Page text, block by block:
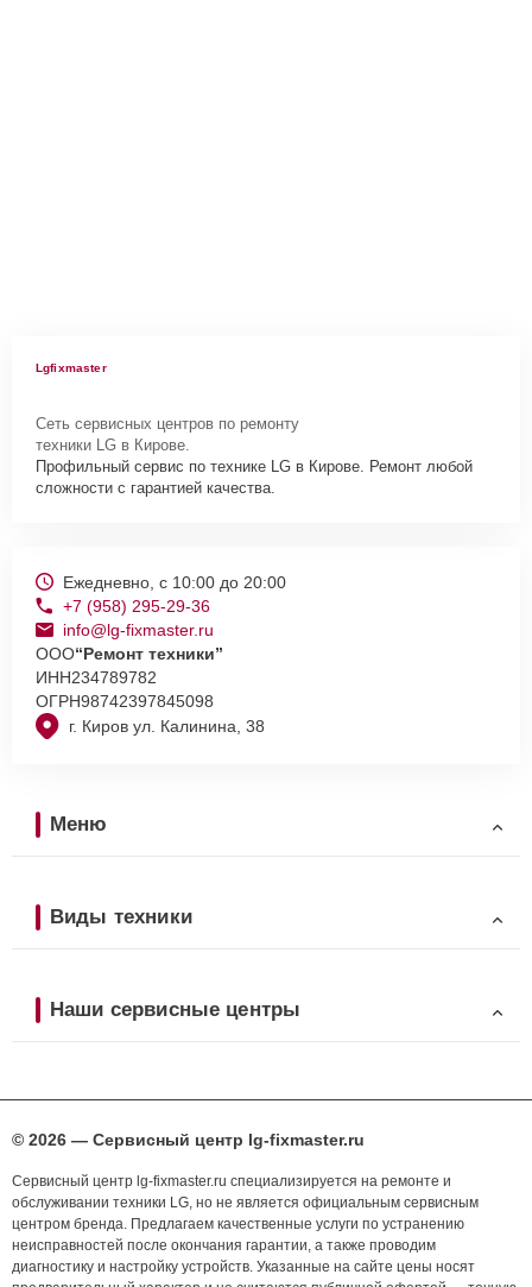
Lgfixmaster
Сеть сервисных центров по ремонту
техники LG в Кирове.
Профильный сервис по технике LG в Кирове. Ремонт любой
сложности с гарантией качества.
г. Киров ул. Калинина, 38
Ежедневно, с 10:00 до 20:00
+7 (958) 295-29-36
info@lg-fixmaster.ru
ООО“Ремонт техники”
ИНН234789782
ОГРН98742397845098
Меню
Виды техники
Наши сервисные центры
© 2026 — Сервисный центр lg-fixmaster.ru
Сервисный центр lg-fixmaster.ru специализируется на ремонте и
обслуживании техники LG, но не является официальным сервисным
центром бренда. Предлагаем качественные услуги по устранению
неисправностей после окончания гарантии, а также проводим
диагностику и настройку устройств. Указанные на сайте цены носят